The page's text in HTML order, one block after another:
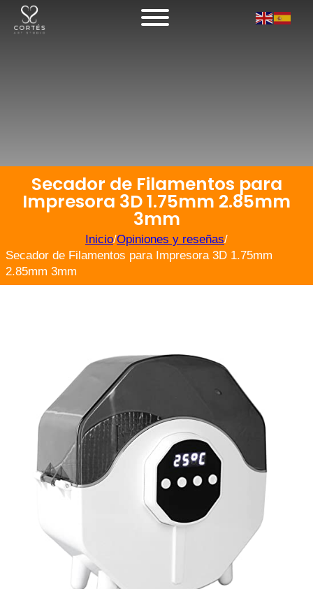
Secador de Filamentos para
Impresora 3D 1.75mm 2.85mm
3mm
Inicio/Opiniones y reseñas/
Secador de Filamentos para Impresora 3D 1.75mm
2.85mm 3mm